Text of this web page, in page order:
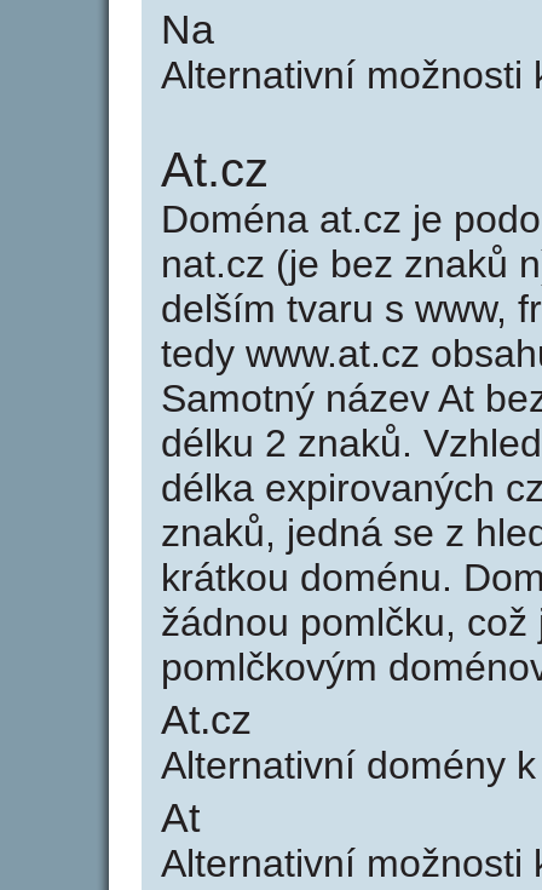
Na
Alternativní možnosti
At.cz
Doména at.cz je
nat.cz (je bez znaků
delším tvaru s www,
tedy www.at.cz
Samotný název At
délku 2 znaků.
délka expirovaných
znaků, jedná se z
krátkou doménu.
žádnou pomlčku,
pomlčkovým
At.cz
Alternativní domény
At
Alternativní možnosti